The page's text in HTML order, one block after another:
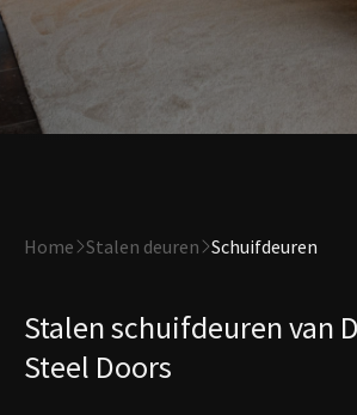
Home Stalen deuren Schuifdeuren
Stalen schuifdeuren van
Steel Doors